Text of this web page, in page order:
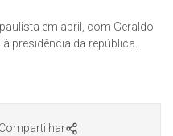
em abril, com Geraldo
presidência da república.
Compartilhar